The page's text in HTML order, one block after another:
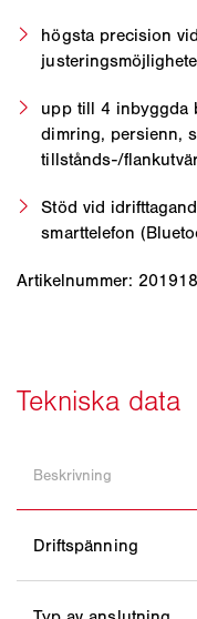
högsta precision
upp till 4 inbyggda
dimring, persienn,
tillstånds-/
Stöd vid
smarttelefon
Artikelnummer:
Beskrivning
Driftspänning